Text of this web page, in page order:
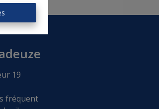
19
fréquent